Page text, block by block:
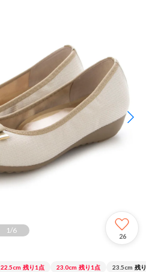
1 /6
26
22.5cm 残り1点 23.0cm 残り1点 23.5cm 残